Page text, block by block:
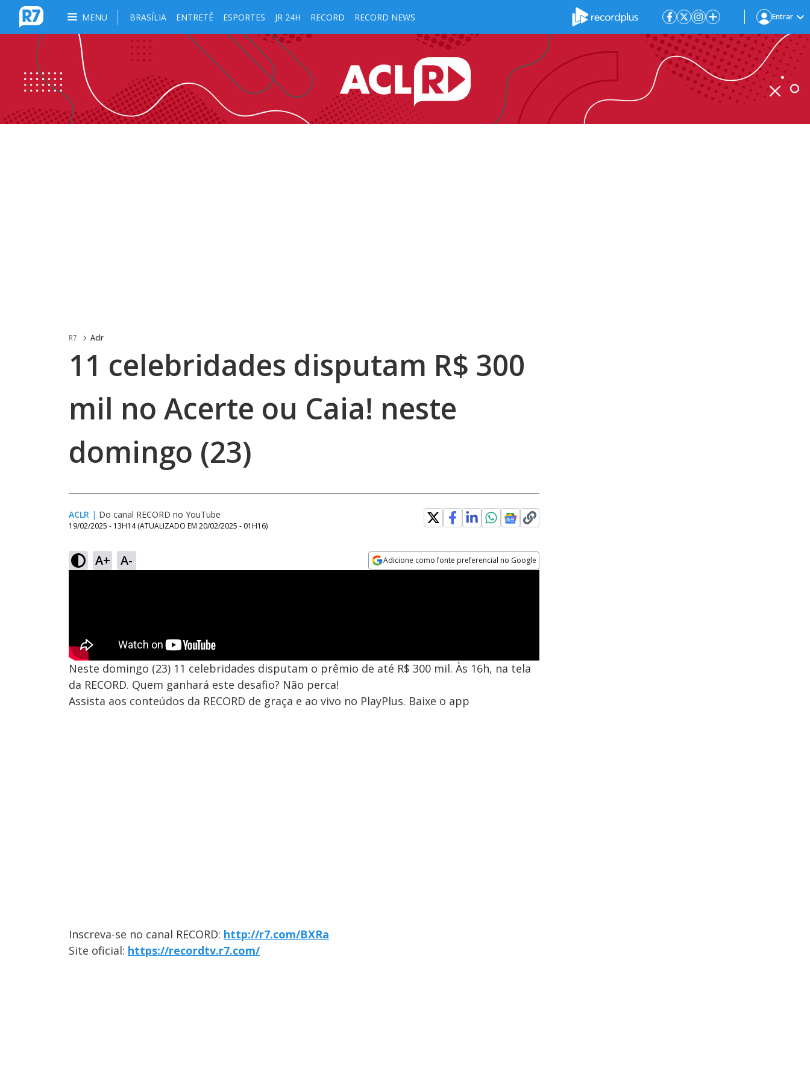
MENU BRASÍLIA ENTRETÊ ESPORTES JR 24H RECORD RECORD NEWS Entrar
R7 Aclr
11 celebridades disputam R$ 300
mil no Acerte ou Caia! neste
domingo (23)
ACLR | Do canal RECORD no YouTube
19/02/2025 - 13H14 (ATUALIZADO EM 20/02/2025 - 01H16)
A+ A- Adicione como fonte preferencial no Google
Neste domingo (23) 11 celebridades disputam o prêmio de até R$ 300 mil. Às 16h, na tela
da RECORD. Quem ganhará este desafio? Não perca!
Assista aos conteúdos da RECORD de graça e ao vivo no PlayPlus. Baixe o app
Inscreva-se no canal RECORD: http://r7.com/BXRa
Site oficial: https://recordtv.r7.com/